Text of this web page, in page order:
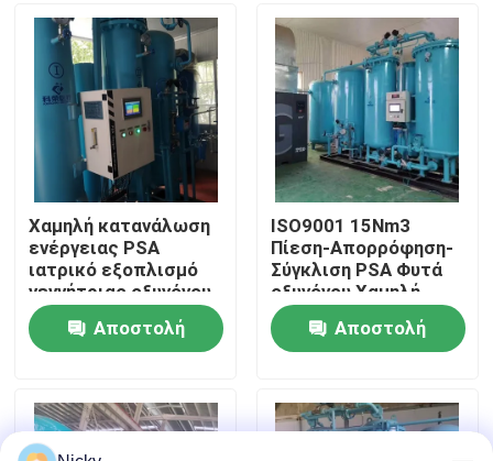
Επισκεψή εργοστασίου
Έλεγχος ποιότητας
Επικοινωνήστε μαζί μας
Ειδήσεις
Ζητήστε μια προσφορά
Γεννήτρια αζώτου υψηλής αγνότητας
Χαμηλή κατανάλωση
ενέργειας PSA
ιατρικό εξοπλισμό
γεννήτριας οξυγόνου
ενεργειακή απόδοση
Αποστολή
ISO9001 15Nm3
Πίεση-Απορρόφηση-
Σύγκλιση PSA Φυτά
οξυγόνου Χαμηλή
συντήρηση
Αποστολή